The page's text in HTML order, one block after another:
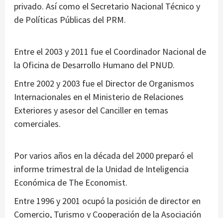
privado. Así como el Secretario Nacional Técnico y
de Políticas Públicas del PRM.
Entre el 2003 y 2011 fue el Coordinador Nacional de
la Oficina de Desarrollo Humano del PNUD.
Entre 2002 y 2003 fue el Director de Organismos
Internacionales en el Ministerio de Relaciones
Exteriores y asesor del Canciller en temas
comerciales.
Por varios años en la década del 2000 preparó el
informe trimestral de la Unidad de Inteligencia
Económica de The Economist.
Entre 1996 y 2001 ocupó la posición de director en
Comercio, Turismo y Cooperación de la Asociación